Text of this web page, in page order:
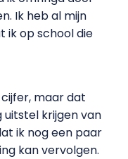
Ik heb al mijn
ik op school die
maar dat
uitstel krijgen van
ik nog een paar
kan vervolgen.